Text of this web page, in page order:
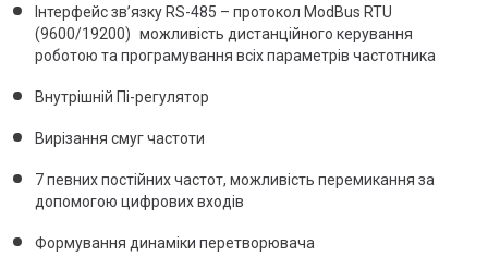
Інтерфейс зв’язку RS-485 – протокол ModBus RTU
(9600/19200) можливість дистанційного керування
роботою та програмування всіх параметрів частотника
Внутрішній Пі-регулятор
Вирізання смуг частоти
7 певних постійних частот, можливість перемикання за
допомогою цифрових входів
Формування динаміки перетворювача